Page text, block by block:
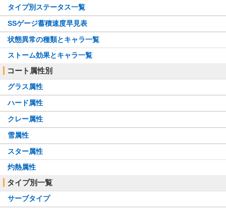
タイプ別ステータス一覧
SSゲージ蓄積速度早見表
状態異常の種類とキャラ一覧
ストーム効果とキャラ一覧
コート属性別
グラス属性
ハード属性
クレー属性
雪属性
スター属性
灼熱属性
タイプ別一覧
サーブタイプ